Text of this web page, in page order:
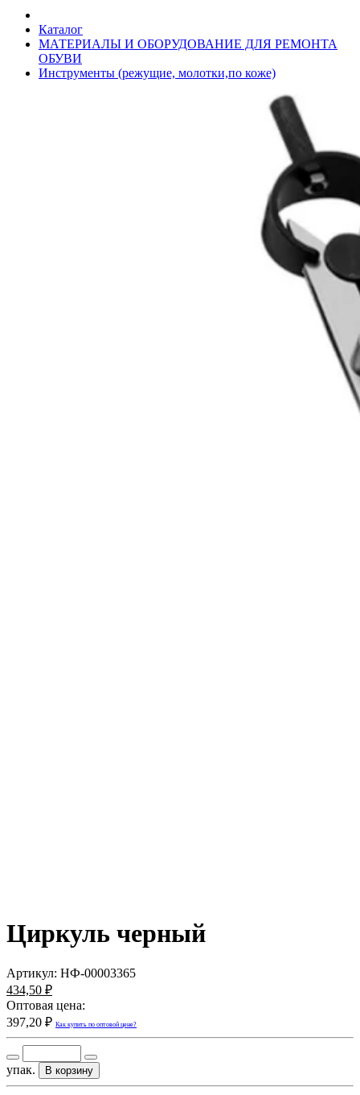
Каталог
МАТЕРИАЛЫ И ОБОРУДОВАНИЕ ДЛЯ РЕМОНТА
ОБУВИ
Инструменты (режущие, молотки,по коже)
Циркуль черный
Артикул: НФ-00003365
434,50 ₽
Оптовая цена:
397,20 ₽ Как купить по оптовой цене?
упак. В корзину